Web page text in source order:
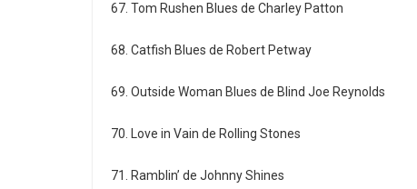
67. Tom Rushen Blues de Charley Patton
68. Catfish Blues de Robert Petway
69. Outside Woman Blues de Blind Joe Reynolds
70. Love in Vain de Rolling Stones
71. Ramblin’ de Johnny Shines